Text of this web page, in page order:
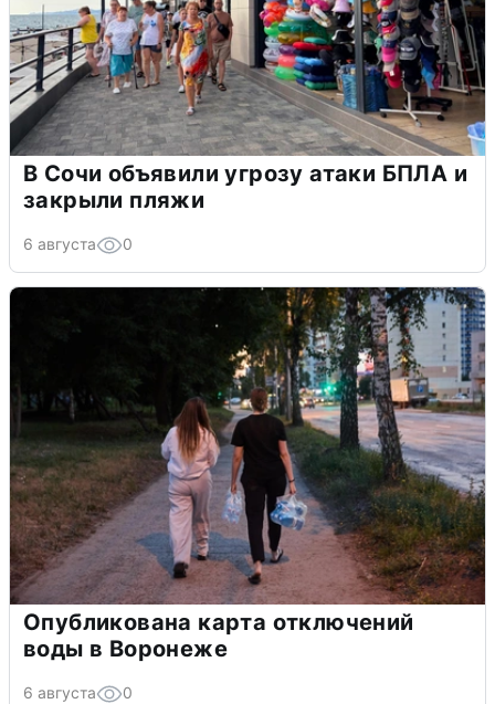
В Сочи объявили угрозу атаки БПЛА и
закрыли пляжи
6 августа 0
Опубликована карта отключений
воды в Воронеже
6 августа 0